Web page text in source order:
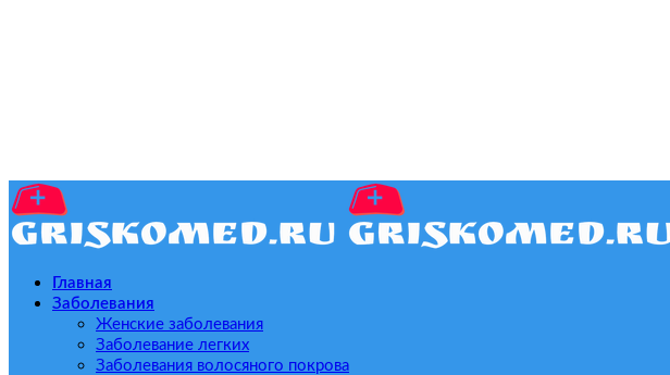
Главная
Заболевания
Женские заболевания
Заболевание легких
Заболевания волосяного покрова